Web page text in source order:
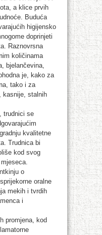
a klice prvih
Buduća
higijensko
doprinjeti
Raznovrsna
količinama
bjelančevina,
je, kako za
tako i za
kasnije, stalnih
trudnici se
kvalitetne
Trudnica bi
kod svog
o
oralne
mekih i tvrdih
i
promjena, kod